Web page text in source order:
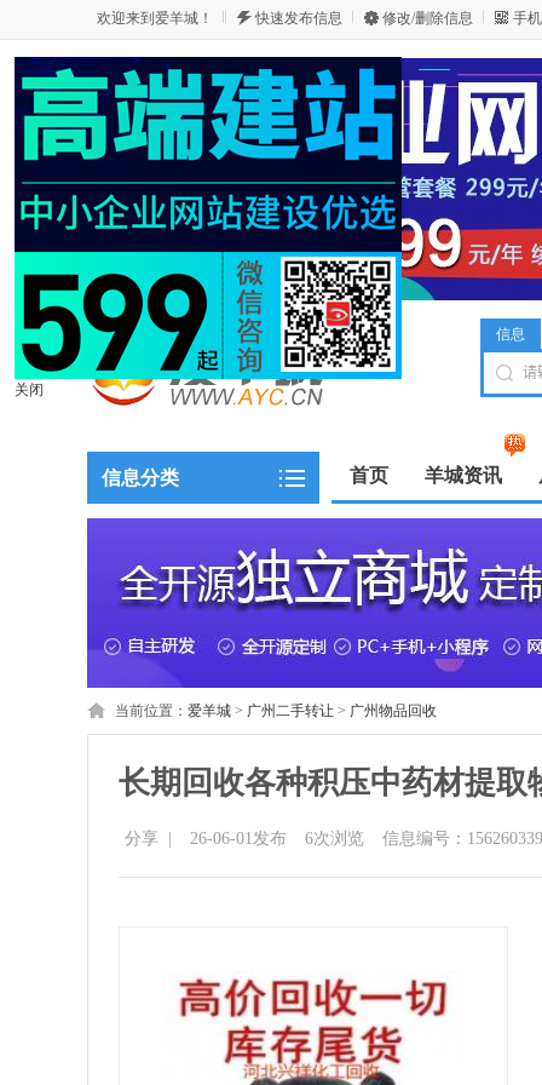
欢迎来到爱羊城！ 快速发布信息 修改/删除信息 手
信息
信息分类 首页 羊城资讯
当前位置： 爱羊城 > 广州二手转让 > 广州物品回收
长期回收各种积压中药材提取
分享 26-06-01发布 6次浏览 信息编号：
关闭